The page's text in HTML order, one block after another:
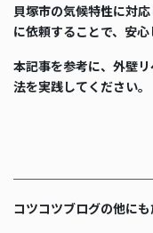
貝塚市の気候特性に対
に依頼することで、安心
本記事を参考に、外壁
法を実践してください。
コツコツブログの他に